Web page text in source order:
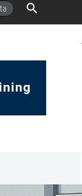
Buscar